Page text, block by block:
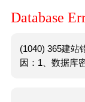
Database
(1040) 365建站
因：1、数据库